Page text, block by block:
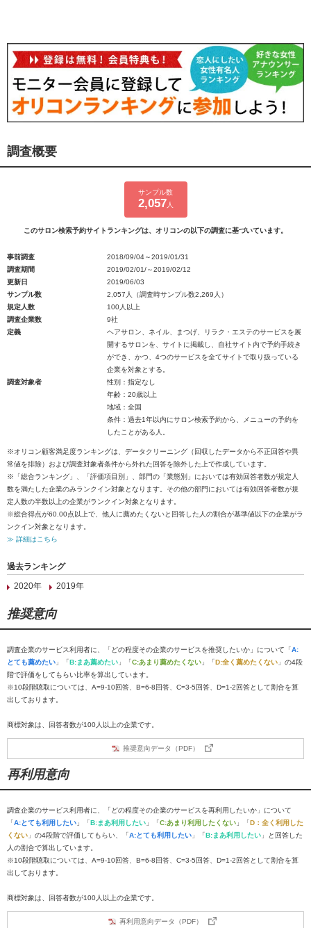
調査概要
サンプル数
2,057 人
このサロン検索予約サイトランキングは、オリコンの以下の調査に基づいています。
事前調査
2018/09/04～2019/01/31
調査期間
2019/02/01/～2019/02/12
更新日
2019/06/03
サンプル数
2,057人（調査時サンプル数2,269人）
規定人数
100人以上
調査企業数
9社
定義
ヘアサロン、ネイル、まつげ、リラク・エステのサービスを展
開するサロンを、サイトに掲載し、自社サイト内で予約手続き
ができ、かつ、4つのサービスを全てサイトで取り扱っている
企業を対象とする。
調査対象者
性別：指定なし
年齢：20歳以上
地域：全国
条件：過去1年以内にサロン検索予約から、メニューの予約を
したことがある人。
※オリコン顧客満足度ランキングは、データクリーニング（回収したデータから不正回答や異
常値を排除）および調査対象者条件から外れた回答を除外した上で作成しています。
※「総合ランキング」、「評価項目別」、部門の「業態別」においては有効回答者数が規定人
数を満たした企業のみランクイン対象となります。その他の部門においては有効回答者数が規
定人数の半数以上の企業がランクイン対象となります。
※総合得点が60.00点以上で、他人に薦めたくないと回答した人の割合が基準値以下の企業がラ
ンクイン対象となります。
≫ 詳細はこちら
過去ランキング
2020年
2019年
推奨意向
調査企業のサービス利用者に、「どの程度その企業のサービスを推奨したいか」について「A:
とても薦めたい 」「B:まあ薦めたい 」「C:あまり薦めたくない 」「D:全く薦めたくない 」の4段
階で評価をしてもらい比率を算出しています。
※10段階聴取については、A=9-10回答、B=6-8回答、C=3-5回答、D=1-2回答として割合を算
出しております。
商標対象は、回答者数が100人以上の企業です。
推奨意向データ（PDF）
再利用意向
調査企業のサービス利用者に、「どの程度その企業のサービスを再利用したいか」について
「A:とても利用したい 」「B:まあ利用したい 」「C:あまり利用したくない 」「D：全く利用した
くない 」の4段階で評価してもらい、「A:とても利用したい 」「B:まあ利用したい 」と回答した
人の割合で算出しています。
※10段階聴取については、A=9-10回答、B=6-8回答、C=3-5回答、D=1-2回答として割合を算
出しております。
商標対象は、回答者数が100人以上の企業です。
再利用意向データ（PDF）